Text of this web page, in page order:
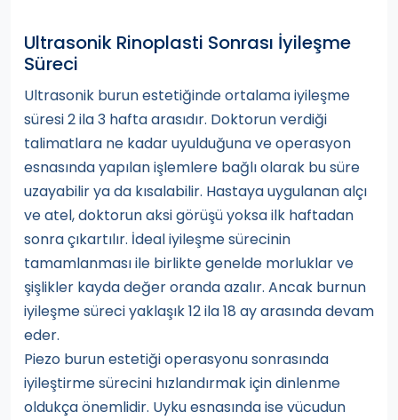
Ultrasonik Rinoplasti Sonrası İyileşme
Süreci
Ultrasonik burun estetiğinde ortalama iyileşme
süresi 2 ila 3 hafta arasıdır. Doktorun verdiği
talimatlara ne kadar uyulduğuna ve operasyon
esnasında yapılan işlemlere bağlı olarak bu süre
uzayabilir ya da kısalabilir. Hastaya uygulanan alçı
ve atel, doktorun aksi görüşü yoksa ilk haftadan
sonra çıkartılır. İdeal iyileşme sürecinin
tamamlanması ile birlikte genelde morluklar ve
şişlikler kayda değer oranda azalır. Ancak burnun
iyileşme süreci yaklaşık 12 ila 18 ay arasında devam
eder.
Piezo burun estetiği operasyonu sonrasında
iyileştirme sürecini hızlandırmak için dinlenme
oldukça önemlidir. Uyku esnasında ise vücudun